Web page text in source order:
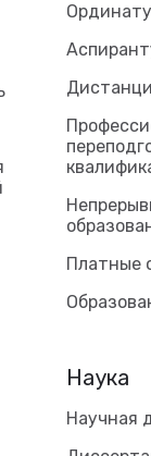
Платные
Наука
Научная